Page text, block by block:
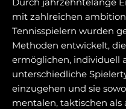
mit zahlreichen
Tennisspielern wurden
Methoden entwickelt,
ermöglichen, individuell
unterschiedliche
einzugehen und sie
mentalen, taktischen als